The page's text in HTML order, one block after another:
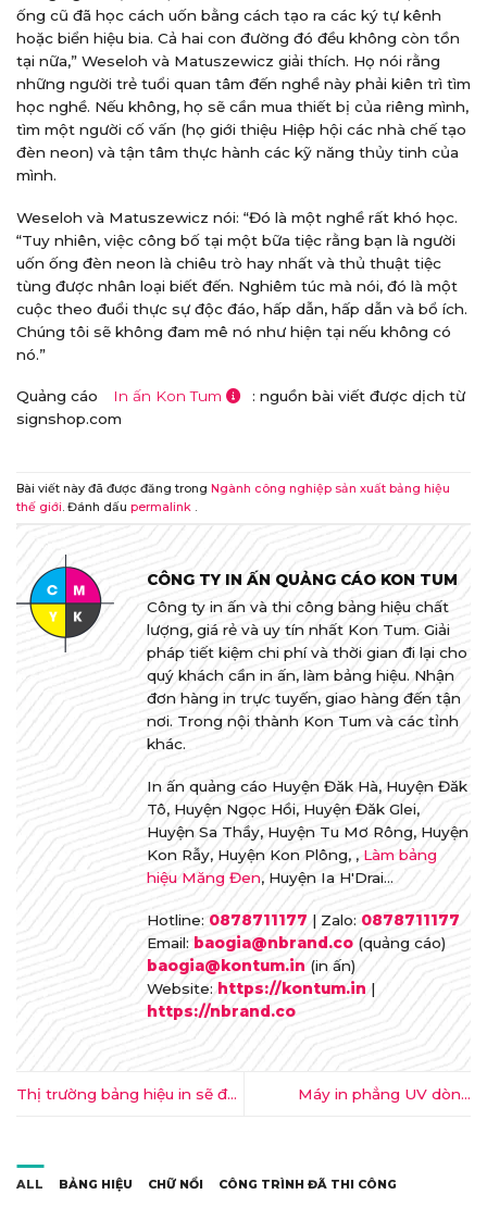
ống cũ đã học cách uốn bằng cách tạo ra các ký tự kênh
hoặc biển hiệu bia. Cả hai con đường đó đều không còn tồn
tại nữa,” Weseloh và Matuszewicz giải thích. Họ nói rằng
những người trẻ tuổi quan tâm đến nghề này phải kiên trì tìm
học nghề. Nếu không, họ sẽ cần mua thiết bị của riêng mình,
tìm một người cố vấn (họ giới thiệu Hiệp hội các nhà chế tạo
đèn neon) và tận tâm thực hành các kỹ năng thủy tinh của
mình.
Weseloh và Matuszewicz nói: “Đó là một nghề rất khó học.
“Tuy nhiên, việc công bố tại một bữa tiệc rằng bạn là người
uốn ống đèn neon là chiêu trò hay nhất và thủ thuật tiệc
tùng được nhân loại biết đến. Nghiêm túc mà nói, đó là một
cuộc theo đuổi thực sự độc đáo, hấp dẫn, hấp dẫn và bổ ích.
Chúng tôi sẽ không đam mê nó như hiện tại nếu không có
nó.”
Quảng cáo In ấn Kon Tum
: nguồn bài viết được dịch từ
signshop.com
Bài viết này đã được đăng trong Ngành công nghiệp sản xuất bảng hiệu
thế giới . Đánh dấu permalink
CÔNG TY IN ẤN QUẢNG CÁO KON TUM
Công ty in ấn và thi công bảng hiệu chất
lượng, giá rẻ và uy tín nhất Kon Tum. Giải
pháp tiết kiệm chi phí và thời gian đi lại cho
quý khách cần in ấn, làm bảng hiệu. Nhận
đơn hàng in trực tuyến, giao hàng đến tận
nơi. Trong nội thành Kon Tum và các tỉnh
khác.
In ấn quảng cáo Huyện Đăk Hà, Huyện Đăk
Tô, Huyện Ngọc Hồi, Huyện Đăk Glei,
Huyện Sa Thầy, Huyện Tu Mơ Rông, Huyện
Kon Rẫy, Huyện Kon Plông, , Làm bảng
hiệu Măng Đen, Huyện Ia H'Drai...
Hotline: 0878711177 | Zalo: 0878711177
Email: baogia@nbrand.co (quảng cáo)
baogia@kontum.in(in ấn)
Website:https://kontum.in |
https://nbrand.co
Thị trường bảng hiệu in sẽ đạt
Máy in phẳng UV dòng
ALL BẢNG HIỆU CHỮ NỔI CÔNG TRÌNH ĐÃ THI CÔNG